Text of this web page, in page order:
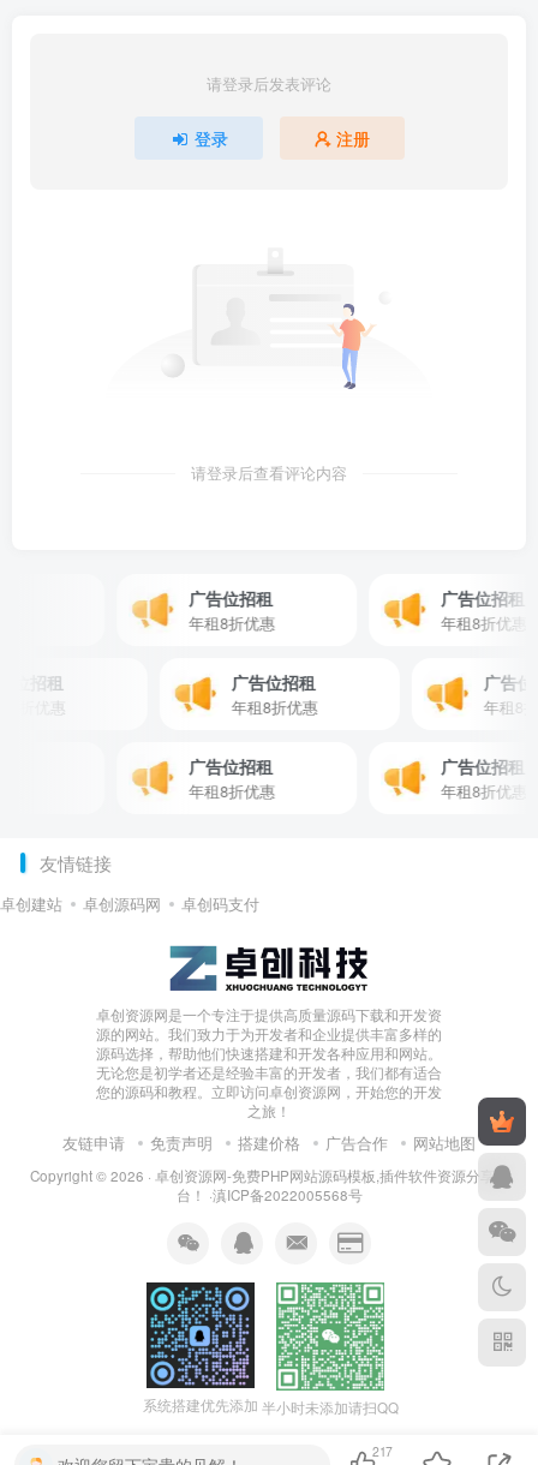
请登录后发表评论
登录 注册
请登录后查看评论内容
广告位招租
年租8折优惠
广告位招租
年租8折优惠
告位招租
租8折优惠
广告位招租
年租8折优惠
广
年
广告位招租
年租8折优惠
广告位招租
年租8折优惠
友情链接
卓创建站 卓创源码网 卓创码支付
卓创资源网是一个专注于提供高质量源码下载和开发资
源的网站。我们致力于为开发者和企业提供丰富多样的
源码选择，帮助他们快速搭建和开发各种应用和网站。
无论您是初学者还是经验丰富的开发者，我们都有适合
您的源码和教程。立即访问卓创资源网，开始您的开发
之旅！
友链申请 免责声明 搭建价格 广告合作 网站地图
Copyright © 2026 · 卓创资源网-免费PHP网站源码模板,插件软件资源分享平
台！ ·滇ICP备2022005568号
系统搭建优先添加 半小时未添加请扫QQ
217